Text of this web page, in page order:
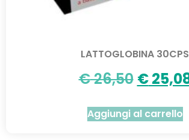
LATTOGLOBINA 30CPS
€26,50 €
Aggiungi al carrello